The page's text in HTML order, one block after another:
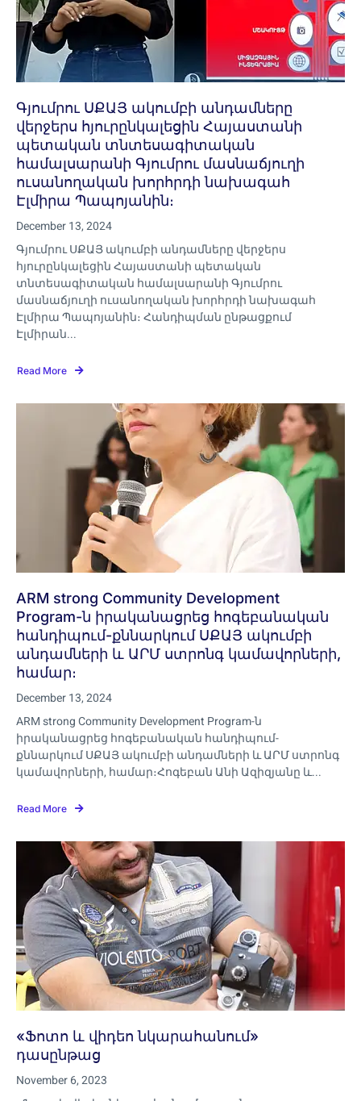
Գյումրու ՍՔԱՅ ակումբի անդամները
վերջերս հյուրընկալեցին Հայաստանի
պետական տնտեսագիտական
համալսարանի Գյումրու մասնաճյուղի
ուսանողական խորհրդի նախագահ
Էլմիրա Պապոյանին։
December 13, 2024
Գյումրու ՍՔԱՅ ակումբի անդամները վերջերս
հյուրընկալեցին Հայաստանի պետական
տնտեսագիտական համալսարանի Գյումրու
մասնաճյուղի ուսանողական խորհրդի նախագահ
Էլմիրա Պապոյանին։ Հանդիպման ընթացքում
Էլմիրան...
Read More
ARM strong Community Development
Program-ն իրականացրեց հոգեբանական
հանդիպում-քննարկում ՍՔԱՅ ակումբի
անդամների և ԱՐՄ ստրոնգ կամավորների,
համար։
December 13, 2024
ARM strong Community Development Program-ն
իրականացրեց հոգեբանական հանդիպում-
քննարկում ՍՔԱՅ ակումբի անդամների և ԱՐՄ ստրոնգ
կամավորների, համար։Հոգեբան Անի Ազիզյանը և...
Read More
«‎Ֆոտո և վիդեո նկարահանում»‎
դասընթաց
November 6, 2023